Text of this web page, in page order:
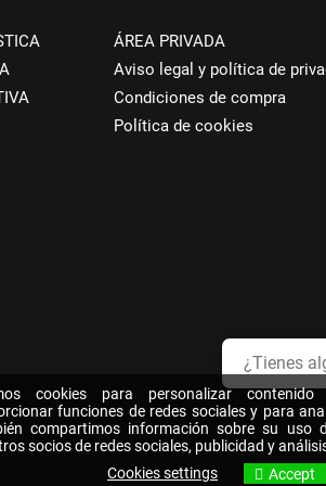
ÁREA PRIVADA
Aviso legal y política de
Condiciones de compra
Política de cookies
cookies para personalizar
funciones de redes sociales y para
compartimos información sobre su uso
socios de redes sociales, publicidad y
Cookies settings
Accept
¿Tienes